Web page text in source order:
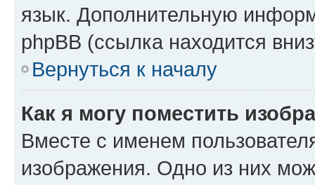
язык. Дополнительную
phpBB (ссылка находится
Вернуться к началу
Как я могу поместить
Вместе с именем
изображения. Одно из них